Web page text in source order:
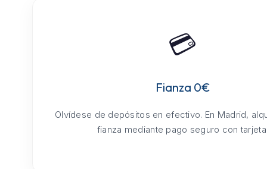
💳
Fianza 0€
Olvídese de depósitos en efectivo. En Madrid,
fianza mediante pago seguro con